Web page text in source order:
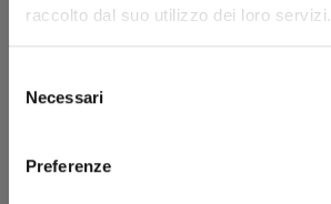
raccolto dal suo utilizzo dei loro servizi.
delNecessari
Preferenze